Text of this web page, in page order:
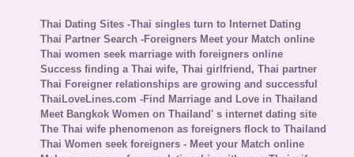
Thai Dating Sites -Thai singles turn to Internet Dating
Thai Partner Search -Foreigners Meet your Match online
Thai women seek marriage with foreigners online
Success finding a Thai wife, Thai girlfriend, Thai partner
Thai Foreigner relationships are growing and successful
ThaiLoveLines.com -Find Marriage and Love in Thailand
Meet Bangkok Women on Thailand' s internet dating site
The Thai wife phenomenon as foreigners flock to Thailand
Thai Women seek foreigners - Meet your Match online